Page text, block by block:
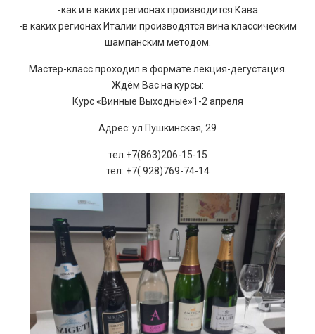
-как и в каких регионах производится Кава
-в каких регионах Италии производятся вина классическим
шампанским методом.
Мастер-класс проходил в формате лекция-дегустация.
Ждём Вас на курсы:
Курс «Винные Выходные»1-2 апреля
Адрес: ул Пушкинская, 29
тел.+7(863)206-15-15
тел: +7( 928)769-74-14